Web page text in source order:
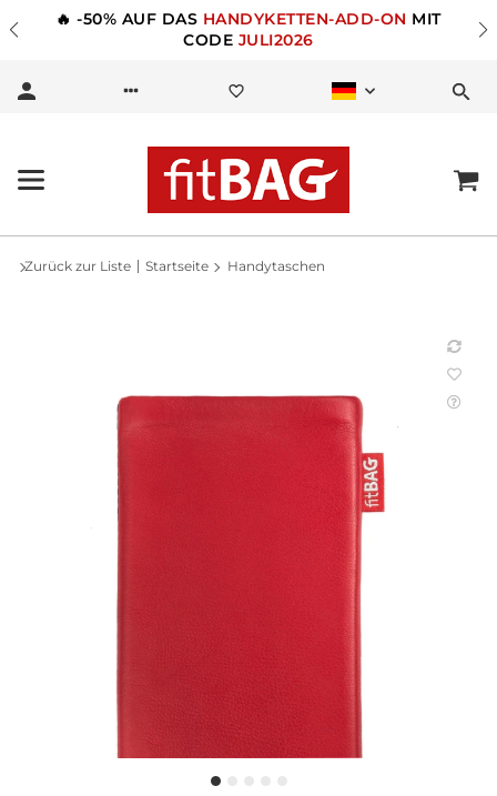
🔥 -50% AUF DAS HANDYKETTEN-ADD-ON MIT
CODE JULI2026
Zurück zur Liste Startseite Handytaschen